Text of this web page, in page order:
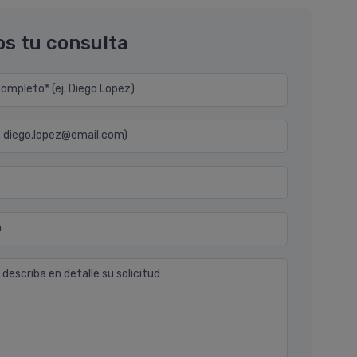
tu consulta
(ej. Diego Lopez)
diego.lopez@email.com)
en detalle su solicitud